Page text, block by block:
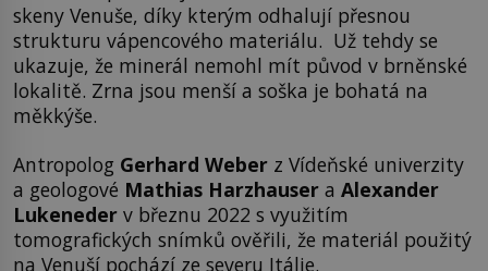
skeny Venuše, díky kterým odhalují přesnou
strukturu vápencového materiálu. Už tehdy se
ukazuje, že minerál nemohl mít původ v brněnské
lokalitě. Zrna jsou menší a soška je bohatá na
měkkýše.
Antropolog Gerhard Weber z Vídeňské univerzity
a geologové Mathias Harzhauser a Alexander
Lukeneder v březnu 2022 s využitím
tomografických snímků ověřili, že materiál použitý
na Venuší pochází ze severu Itálie.